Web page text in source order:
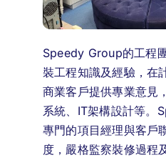
Speedy Group的工程
裝工程知識及經驗，在
商業客戶提供專業意見
系統、IT架構設計等。
專門的項目經理與客戶
度，嚴格監察裝修過程